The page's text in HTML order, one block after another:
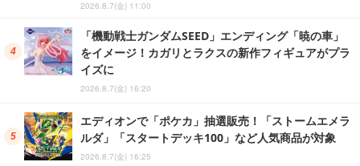
2026.8.7(金) 11:00
「機動戦士ガンダムSEED」エンディング「暁の車」
をイメージ！カガリとラクスの新作フィギュアがプラ
イズに
2026.8.7(金) 16:20
エディオンで「ポケカ」抽選販売！「ストームエメラ
ルダ」「スタートデッキ100」など人気商品が対象
2026.8.7(金) 16:25